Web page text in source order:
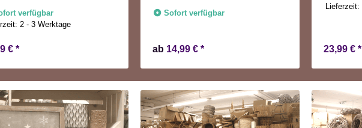
verfügbar
2 - 3 Werktage
€ *
Sofort verfügbar
ab 14,99 € *
Lieferzeit:
23,99 € *